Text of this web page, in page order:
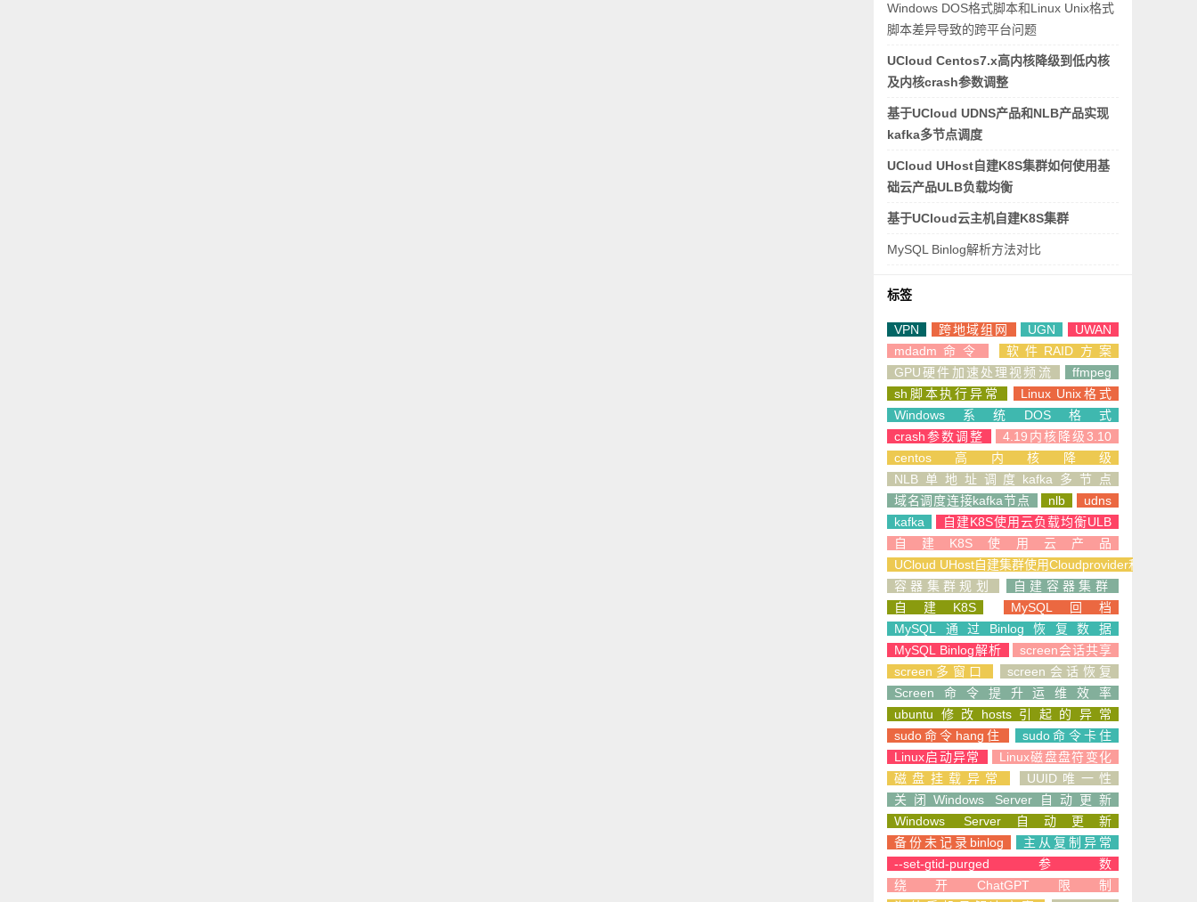
Windows DOS格式脚本和Linux Unix格式
脚本差异导致的跨平台问题
UCloud Centos7.x高内核降级到低内核
及内核crash参数调整
基于UCloud UDNS产品和NLB产品实现
kafka多节点调度
UCloud UHost自建K8S集群如何使用基
础云产品ULB负载均衡
基于UCloud云主机自建K8S集群
MySQL Binlog解析方法对比
标签
VPN 跨地域组网 UGN
UWAN
mdadm命令
软件RAID方案
GPU硬件加速处理视频流
ffmpeg
sh脚本执行异常
Linux Unix格式
Windows系统DOS格式
crash参数调整
4.19内核降级3.10
centos高内核降级
NLB单地址调度kafka多节点
域名调度连接kafka节点
nlb
udns
kafka
自建K8S使用云负载均衡ULB
自建K8S使用云产品
UCloud UHost自建集群使用Cloudprovider和CSI
容器集群规划
自建容器集群
自建K8S
MySQL回档
MySQL通过Binlog恢复数据
MySQL Binlog解析
screen会话共享
screen多窗口
screen会话恢复
Screen命令提升运维效率
ubuntu修改hosts引起的异常
sudo命令hang住
sudo命令卡住
Linux启动异常
Linux磁盘盘符变化
磁盘挂载异常
UUID唯一性
关闭Windows Server自动更新
Windows Server自动更新
备份未记录binlog
主从复制异常
--set-gtid-purged参数
绕开ChatGPT限制